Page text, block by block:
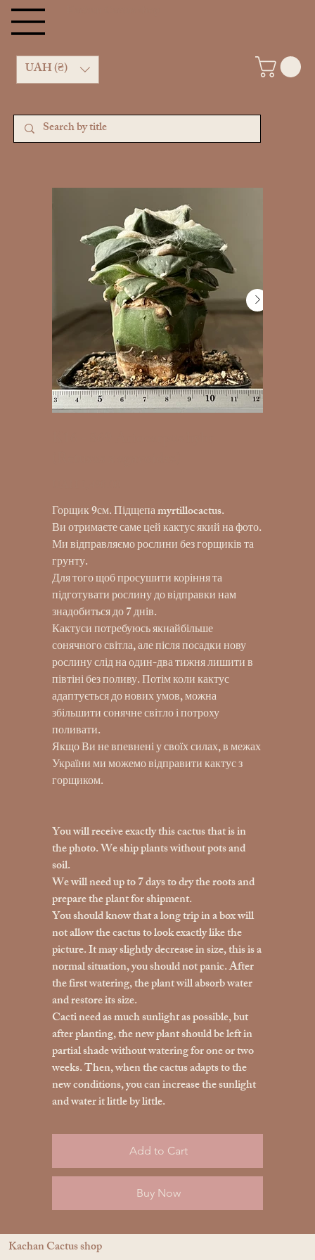
UAH (₴)
Горщик 9см. Підщепа myrtillocactus.
Ви отримаєте саме цей кактус який на фото.
Ми відправляємо рослини без горщиків та
грунту.
Для того щоб просушити коріння та
підготувати рослину до відправки нам
знадобиться до 7 днів.
Кактуси потребуюсь якнайбільше
сонячного світла, але після посадки нову
рослину слід на один-два тижня лишити в
півтіні без поливу. Потім коли кактус
адаптується до нових умов, можна
збільшити сонячне світло і потроху
поливати.
Якщо Ви не впевнені у своїх силах, в межах
України ми можемо відправити кактус з
горщиком.
You will receive exactly this cactus that is in
the photo. We ship plants without pots and
soil.
We will need up to 7 days to dry the roots and
prepare the plant for shipment.
You should know that a long trip in a box will
not allow the cactus to look exactly like the
picture. It may slightly decrease in size, this is a
normal situation, you should not panic. After
the first watering, the plant will absorb water
and restore its size.
Cacti need as much sunlight as possible, but
after planting, the new plant should be left in
partial shade without watering for one or two
weeks. Then, when the cactus adapts to the
new conditions, you can increase the sunlight
and water it little by little.
Add to Cart
Buy Now
Kachan Cactus shop